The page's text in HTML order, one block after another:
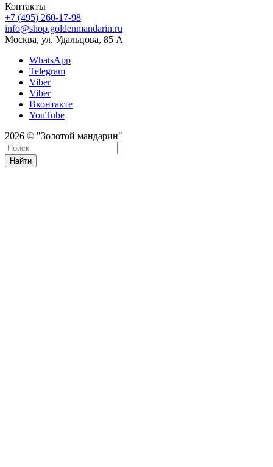
Контакты
+7 (495) 260-17-98
info@shop.goldenmandarin.ru
Москва, ул. Удальцова, 85 А
WhatsApp
Telegram
Viber
Viber
Вконтакте
YouTube
2026 © "Золотой мандарин"
Найти